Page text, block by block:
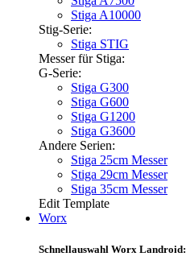
Stiga A10000
Stig-Serie:
Stiga STIG
Messer für Stiga:
G-Serie:
Stiga G300
Stiga G600
Stiga G1200
Stiga G3600
Andere Serien:
Stiga 25cm Messer
Stiga 29cm Messer
Stiga 35cm Messer
Edit Template
Worx
Schnellauswahl Worx Landroid: